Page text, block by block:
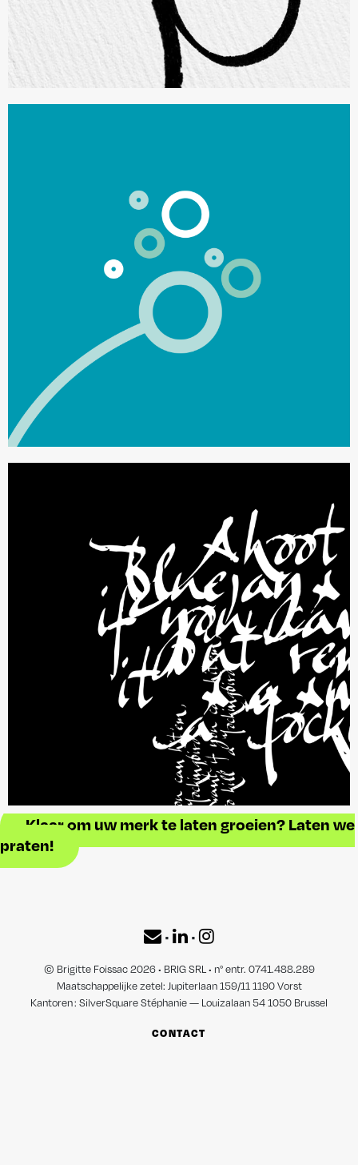
Klaar om uw merk te laten groeien? Laten we
praten!
• •
© Brigitte Foissac 2026 • BRIG SRL • n° entr. 0741.488.289
Maatschappelijke zetel: Jupiterlaan 159/11 1190 Vorst
Kantoren : SilverSquare Stéphanie — Louizalaan 54 1050 Brussel
CONTACT